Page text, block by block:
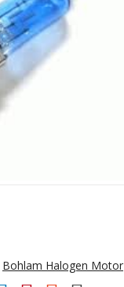
Bohlam Halogen Motor